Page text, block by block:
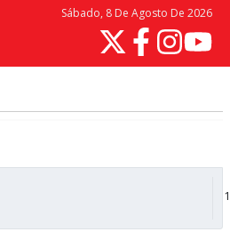
Sábado, 8 De Agosto De 2026